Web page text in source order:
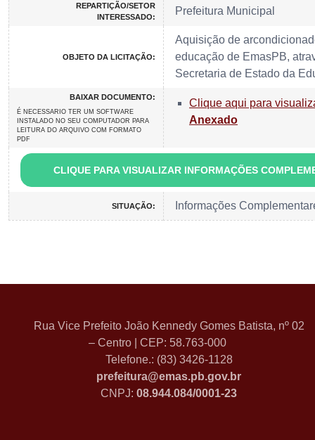
REPARTIÇÃO/SETOR
INTERESSADO:
Prefeitura Municipal
OBJETO DA LICITAÇÃO:
Aquisição de
educação de EmasPB,
Secretaria de Estado da
BAIXAR DOCUMENTO:
É NECESSARIO TER UM SOFTWARE
INSTALADO NO SEU COMPUTADOR PARA
LEITURA DO ARQUIVO COM FORMATO
PDF
Clique aqui para
Anexado
CLIQUE PARA VISUALIZAR INFORMAÇÕES
SITUAÇÃO: Informações
Rua Vice Prefeito João Kennedy Gomes Batista, nº 02
– Centro | CEP: 58.763-000
Telefone.: (83) 3426-1128
prefeitura@emas.pb.gov.br
CNPJ: 08.944.084/0001-23